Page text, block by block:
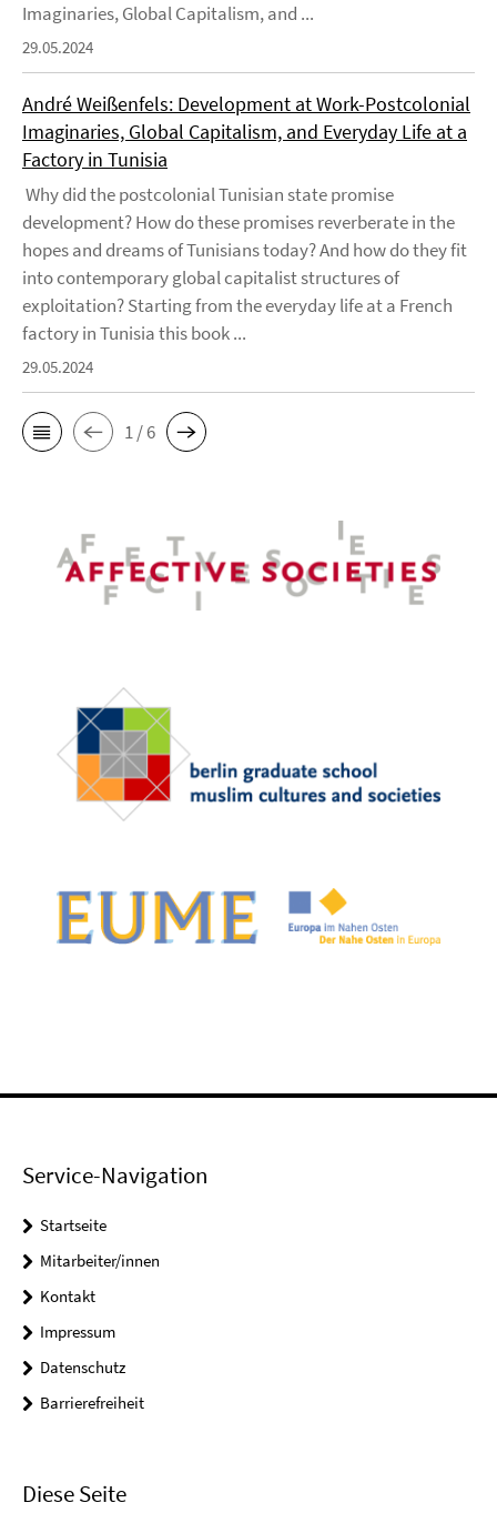
Imaginaries, Global Capitalism, and ...
29.05.2024
André Weißenfels: Development at Work-Postcolonial
Imaginaries, Global Capitalism, and Everyday Life at a
Factory in Tunisia
Why did the postcolonial Tunisian state promise
development? How do these promises reverberate in the
hopes and dreams of Tunisians today? And how do they fit
into contemporary global capitalist structures of
exploitation? Starting from the everyday life at a French
factory in Tunisia this book ...
29.05.2024
1 / 6
Service-Navigation
Startseite
Mitarbeiter/innen
Kontakt
Impressum
Datenschutz
Barrierefreiheit
Diese Seite